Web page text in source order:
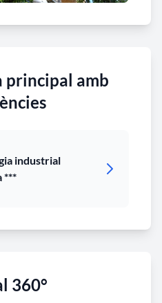
principal amb
industrial
***
360°